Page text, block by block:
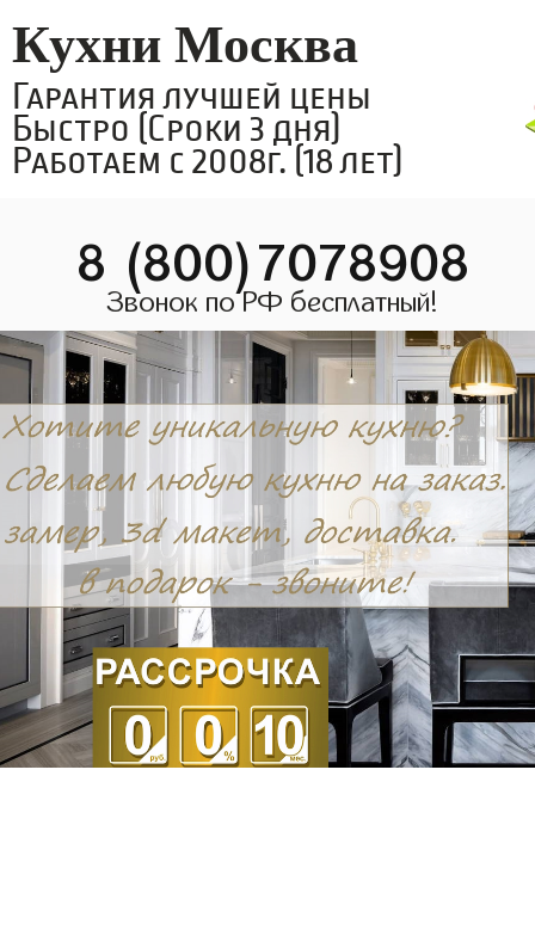
Кухни Москва
Гарантия лучшей цены
Быстро (Сроки 3 дня)
Работаем с 2008г. (18 лет)
8 (800)7078908
Звонок по РФ бесплатный!